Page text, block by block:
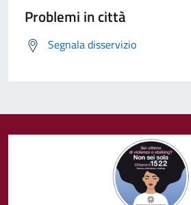
Problemi in città
Segnala disservizio